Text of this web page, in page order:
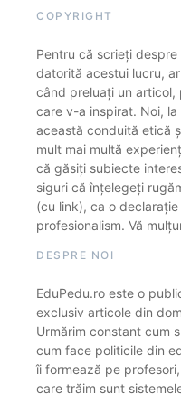
COPYRIGHT
Pentru că scrieți
datorită acestui lucru,
când preluați un
care v-a inspirat. Noi,
această conduită etică
mult mai multă
că găsiți subiecte
siguri că înțelegeți
(cu link), ca o
profesionalism. Vă
DESPRE NOI
EduPedu.ro este o
exclusiv articole din
Urmărim constant cum
cum face politicile din
îi formează pe
care trăim sunt